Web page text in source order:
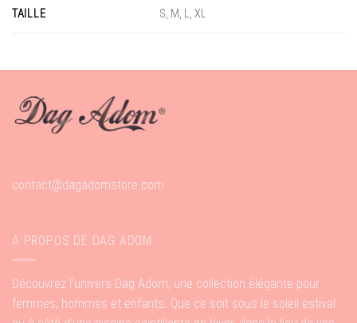
TAILLE S, M, L, XL
contact@dagadomstore.com
A PROPOS DE DAG ADOM
Découvrez l’univers Dag Adom, une collection élégante pour
femmes, hommes et enfants. Que ce soit sous le soleil estival